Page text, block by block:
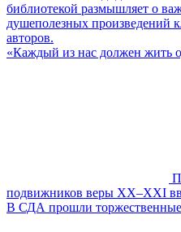
библиотекой размышляет о
душеполезных произведений
авторов.
«Каждый из нас должен жить
подвижников веры XX–XXI
В СДА прошли